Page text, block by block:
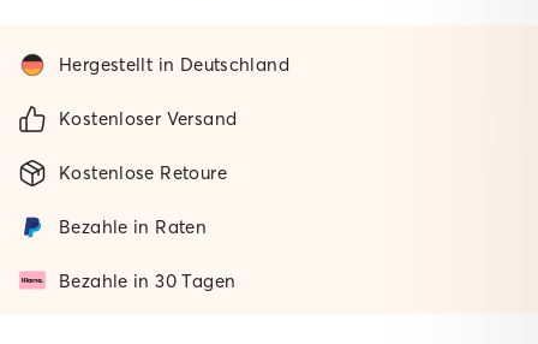
Hergestellt in Deutschland
Kostenloser Versand
Kostenlose Retoure
Bezahle in Raten
Bezahle in 30 Tagen